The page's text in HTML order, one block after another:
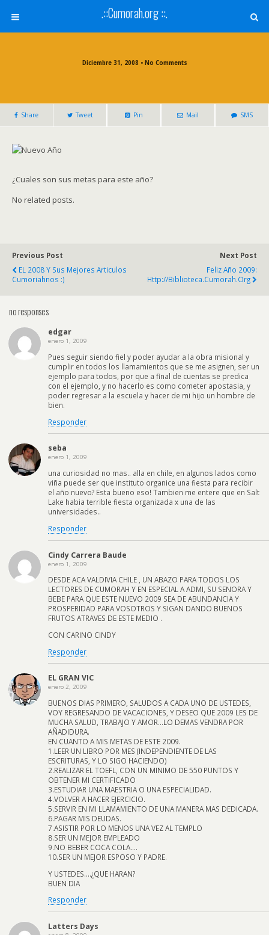
.::Cumorah.org ::.
Diciembre 31, 2008 • No Comments
Share Tweet Pin Mail SMS
¿Cuales son sus metas para este año?
No related posts.
Previous Post
EL 2008 Y Sus Mejores Articulos
Cumoriahnos :)
Next Post
Feliz Año 2009:
Http://biblioteca.cumorah.org
no responses
edgar
enero 1, 2009
Pues seguir siendo fiel y poder ayudar a la obra misional y
cumplir en todos los llamamientos que se me asignen, ser un
ejemplo para todos, por que a final de cuentas se predica
con el ejemplo, y no hacerlo es como cometer apostasia, y
poder regresar a la escuela y hacer de mi hijo un hombre de
bien.
Responder
seba
enero 1, 2009
una curiosidad no mas.. alla en chile, en algunos lados como
viña puede ser que instituto organice una fiesta para recibir
el año nuevo? Esta bueno eso! Tambien me entere que en Salt
Lake habia terrible fiesta organizada x una de las
universidades..
Responder
Cindy Carrera Baude
enero 1, 2009
DESDE ACA VALDIVIA CHILE , UN ABAZO PARA TODOS LOS
LECTORES DE CUMORAH Y EN ESPECIAL A ADMI, SU SENORA Y
BEBE PARA QUE ESTE NUEVO 2009 SEA DE ABUNDANCIA Y
PROSPERIDAD PARA VOSOTROS Y SIGAN DANDO BUENOS
FRUTOS ATRAVES DE ESTE MEDIO .
CON CARINO CINDY
Responder
EL GRAN VIC
enero 2, 2009
BUENOS DIAS PRIMERO, SALUDOS A CADA UNO DE USTEDES,
VOY REGRESANDO DE VACACIONES, Y DESEO QUE 2009 LES DE
MUCHA SALUD, TRABAJO Y AMOR…LO DEMAS VENDRA POR
AÑADIDURA.
EN CUANTO A MIS METAS DE ESTE 2009.
1.LEER UN LIBRO POR MES (INDEPENDIENTE DE LAS
ESCRITURAS, Y LO SIGO HACIENDO)
2.REALIZAR EL TOEFL, CON UN MINIMO DE 550 PUNTOS Y
OBTENER MI CERTIFICADO
3.ESTUDIAR UNA MAESTRIA O UNA ESPECIALIDAD.
4.VOLVER A HACER EJERCICIO.
5.SERVIR EN MI LLAMAMIENTO DE UNA MANERA MAS DEDICADA.
6.PAGAR MIS DEUDAS.
7.ASISTIR POR LO MENOS UNA VEZ AL TEMPLO
8.SER UN MEJOR EMPLEADO
9.NO BEBER COCA COLA….
10.SER UN MEJOR ESPOSO Y PADRE.
Y USTEDES….¿QUE HARAN?
BUEN DIA
Responder
Latters Days